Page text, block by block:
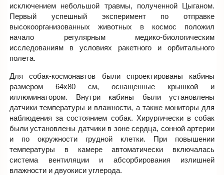
исключением небольшой травмы, полученной Цыганом.
Первый успешный эксперимент по отправке
высокоорганизованных животных в космос положил
начало регулярным медико-биологическим
исследованиям в условиях ракетного и орбитального
полета.
Для собак-космонавтов были спроектированы кабины
размером 64х80 см, оснащенные крышкой и
иллюминатором. Внутри кабины были установлены
датчики температуры и влажности, а также мониторы для
наблюдения за состоянием собак. Хирургически в собак
были установлены датчики в зоне сердца, сонной артерии
и по окружности грудной клетки. При повышении
температуры в камере автоматически включалась
система вентиляции и абсорбирования излишней
влажности и двуокиси углерода.